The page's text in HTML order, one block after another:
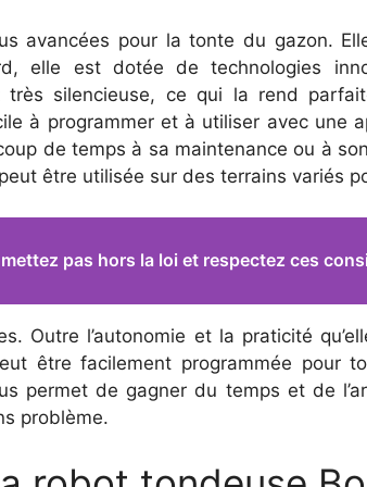
avancées pour la tonte du gazon.
elle est dotée de technologies
silencieuse, ce qui la rend
à programmer et à utiliser avec une
de temps à sa maintenance ou à
être utilisée sur des terrains variés
pas hors la loi et respectez ces
Outre l’autonomie et la praticité
être facilement programmée pour
permet de gagner du temps et de
problème.